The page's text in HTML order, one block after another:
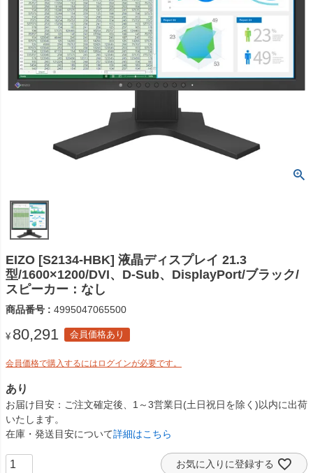
EIZO [S2134-HBK] 液晶ディスプレイ 21.3
型/1600×1200/DVI、D-Sub、DisplayPort/ブラック/
スピーカー：なし
商品番号 4995047065500
¥ 80,291 会員価格あり
会員価格で購入するにはログインが必要です。
あり
お届け目安
ご注文確定後、1～3営業日(土日祝日を除く)以内に出荷
いたします。
在庫・発送目安について詳細はこちら
お気に入りに登録する